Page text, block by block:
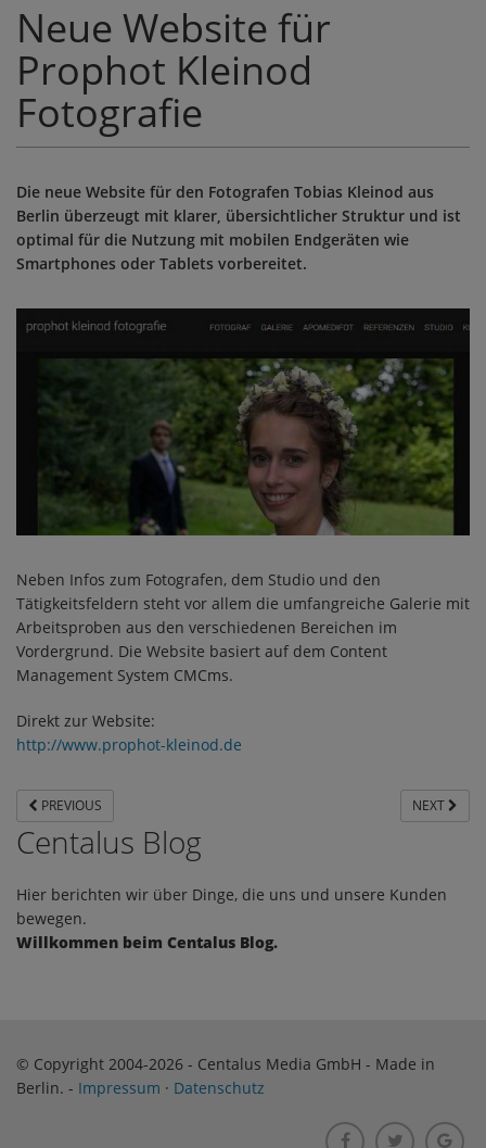
Neue Website für
Prophot Kleinod
Fotografie
Die neue Website für den Fotografen Tobias Kleinod aus
Berlin überzeugt mit klarer, übersichtlicher Struktur und ist
optimal für die Nutzung mit mobilen Endgeräten wie
Smartphones oder Tablets vorbereitet.
Neben Infos zum Fotografen, dem Studio und den
Tätigkeitsfeldern steht vor allem die umfangreiche Galerie mit
Arbeitsproben aus den verschiedenen Bereichen im
Vordergrund. Die Website basiert auf dem Content
Management System CMCms.
Direkt zur Website:
http://www.prophot-kleinod.de
PREVIOUS NEXT
Centalus Blog
Hier berichten wir über Dinge, die uns und unsere Kunden
bewegen.
Willkommen beim Centalus Blog.
© Copyright 2004-2026 - Centalus Media GmbH - Made in
Berlin. - Impressum · Datenschutz